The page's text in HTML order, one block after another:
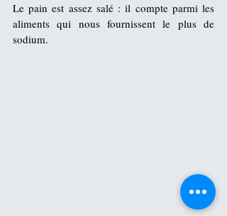
Le pain est assez salé : il compte parmi les
aliments qui nous fournissent le plus de
sodium.